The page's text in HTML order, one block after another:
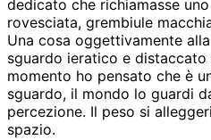
dedicato che richiamasse
rovesciata, grembiule
Una cosa oggettivamente
sguardo ieratico e distaccato
momento ho pensato che è
sguardo, il mondo lo guardi
percezione. Il peso si
spazio.